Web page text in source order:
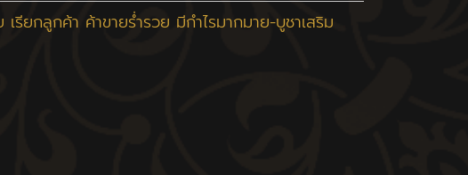
กลูกค้า ค้าขายร่ำรวย มีกำไรมากมาย-บูชาเสริม